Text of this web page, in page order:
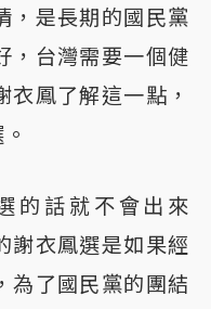
，是長期的國民黨
，台灣需要一個健
鳳了解這一點，
的話就不會出來
謝衣鳳選是如果經
為了國民黨的團結